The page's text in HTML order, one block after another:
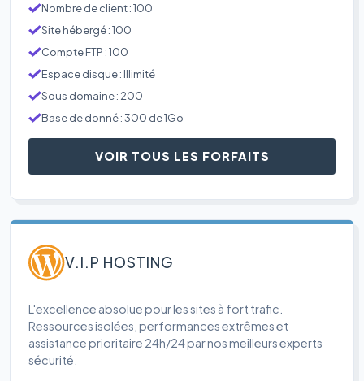
Nombre de client : 100
Site hébergé : 100
Compte FTP : 100
Espace disque : Illimité
Sous domaine : 200
Base de donné : 300 de 1Go
VOIR TOUS LES FORFAITS
V.I.P HOSTING
L'excellence absolue pour les sites à fort trafic.
Ressources isolées, performances extrêmes et
assistance prioritaire 24h/24 par nos meilleurs experts
sécurité.